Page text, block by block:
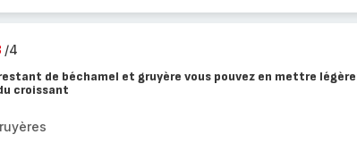
/4
de béchamel et gruyère vous pouvez en mettre
croissant